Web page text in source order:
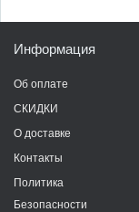
Информация
Об оплате
СКИДКИ
О доставке
Контакты
Политика
Безопасности